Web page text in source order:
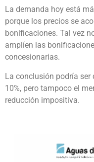
La demanda hoy está
porque los precios se
bonificaciones. Tal vez
amplíen las
concesionarias.
La conclusión podría
10%, pero tampoco el
reducción impositiva.